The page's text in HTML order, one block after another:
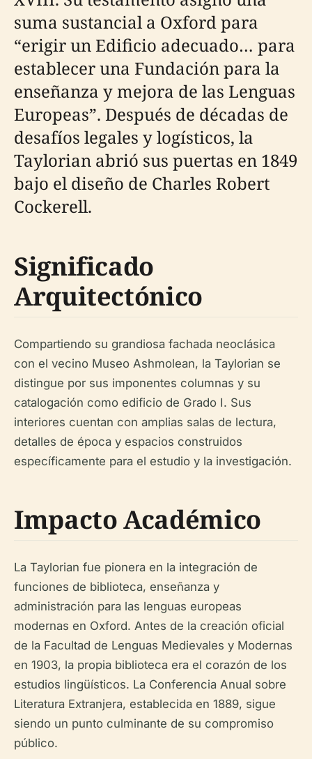
suma sustancial a Oxford para
“erigir un Edificio adecuado… para
establecer una Fundación para la
enseñanza y mejora de las Lenguas
Europeas”. Después de décadas de
desafíos legales y logísticos, la
Taylorian abrió sus puertas en 1849
bajo el diseño de Charles Robert
Cockerell.
Significado
Arquitectónico
Compartiendo su grandiosa fachada neoclásica
con el vecino Museo Ashmolean, la Taylorian se
distingue por sus imponentes columnas y su
catalogación como edificio de Grado I. Sus
interiores cuentan con amplias salas de lectura,
detalles de época y espacios construidos
específicamente para el estudio y la investigación.
Impacto Académico
La Taylorian fue pionera en la integración de
funciones de biblioteca, enseñanza y
administración para las lenguas europeas
modernas en Oxford. Antes de la creación oficial
de la Facultad de Lenguas Medievales y Modernas
en 1903, la propia biblioteca era el corazón de los
estudios lingüísticos. La Conferencia Anual sobre
Literatura Extranjera, establecida en 1889, sigue
siendo un punto culminante de su compromiso
público.